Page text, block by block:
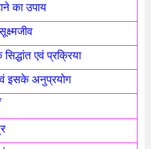
का उपाय
एवं प्रक्रिया
इसके अनुप्रयोग